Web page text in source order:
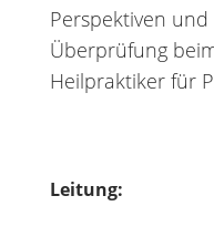
Perspektiven
Überprüfung
Heilpraktiker für
Leitung: